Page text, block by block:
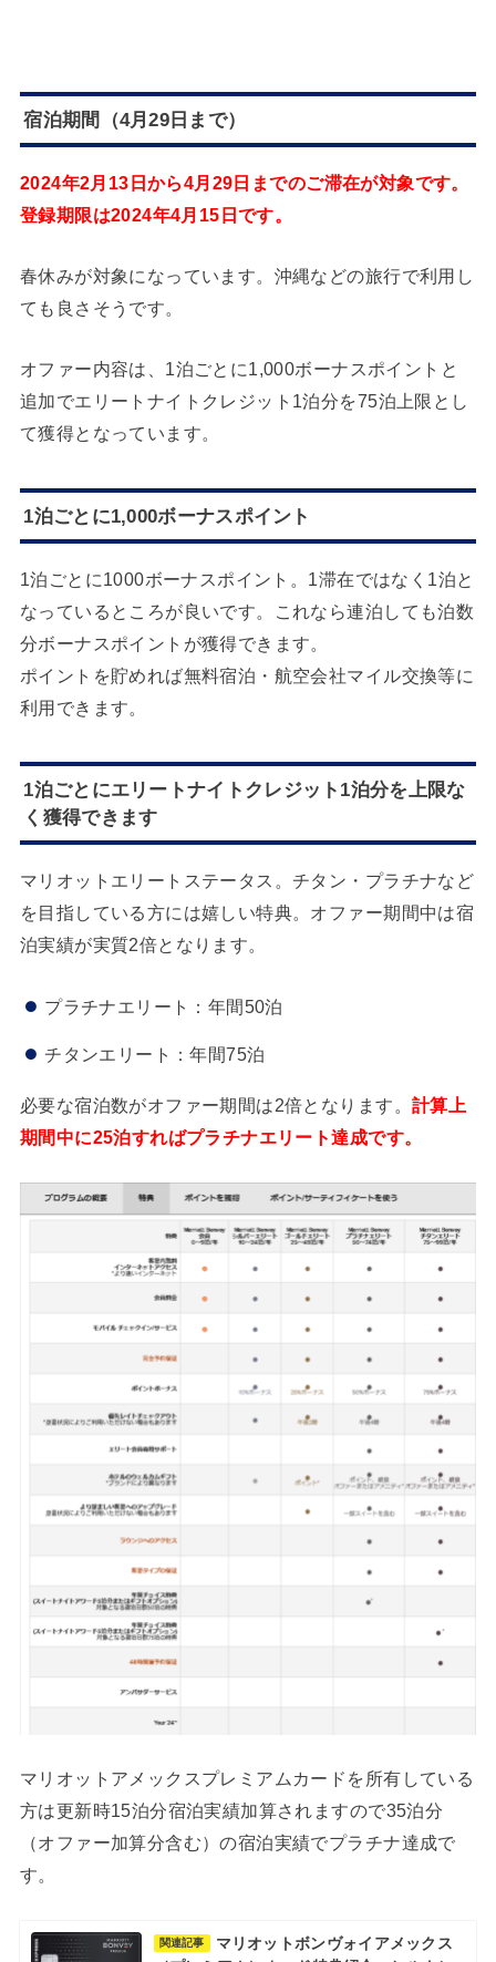
宿泊期間（4月29日まで）
2024年2月13日から4月29日までのご滞在が対象です。
登録期限は2024年4月15日です。
春休みが対象になっています。沖縄などの旅行で利用し
ても良さそうです。
オファー内容は、1泊ごとに1,000ボーナスポイントと
追加でエリートナイトクレジット1泊分を75泊上限とし
て獲得となっています。
1泊ごとに1,000ボーナスポイント
1泊ごとに1000ボーナスポイント。1滞在ではなく1泊と
なっているところが良いです。これなら連泊しても泊数
分ボーナスポイントが獲得できます。
ポイントを貯めれば無料宿泊・航空会社マイル交換等に
利用できます。
1泊ごとにエリートナイトクレジット1泊分を上限な
く獲得できます
マリオットエリートステータス。チタン・プラチナなど
を目指している方には嬉しい特典。オファー期間中は宿
泊実績が実質2倍となります。
プラチナエリート：年間50泊
チタンエリート：年間75泊
必要な宿泊数がオファー期間は2倍となります。 計算上
期間中に25泊すればプラチナエリート達成です。
マリオットアメックスプレミアムカードを所有している
方は更新時15泊分宿泊実績加算されますので35泊分
（オファー加算分含む）の宿泊実績でプラチナ達成で
す。
関連記事
マリオットボンヴォイアメックス